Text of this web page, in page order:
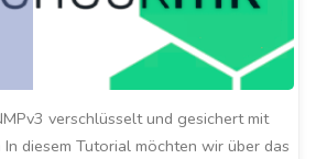
verschlüsselt und gesichert mit
diesem Tutorial möchten wir über das